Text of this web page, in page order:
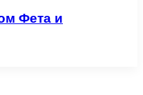
Фета и